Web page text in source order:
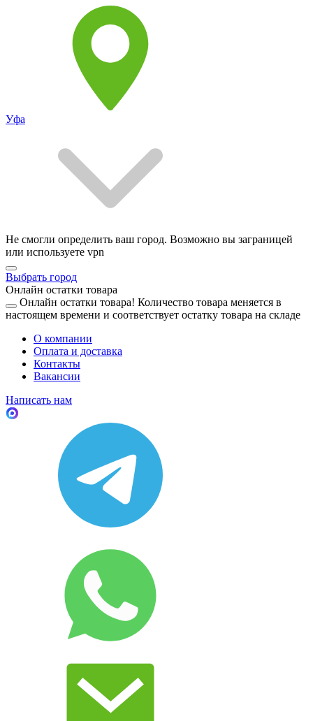
Уфа
Не смогли определить ваш город. Возможно вы заграницей
или используете vpn
Выбрать город
Онлайн остатки товара
Онлайн остатки товара! Количество товара меняется в
настоящем времени и соответствует остатку товара на складе
О компании
Оплата и доставка
Контакты
Вакансии
Написать нам